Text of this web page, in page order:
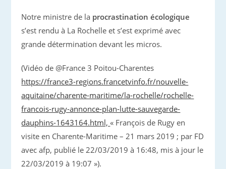
Notre ministre de la procrastination écologique
s’est rendu à La Rochelle et s’est exprimé avec
grande détermination devant les micros.
(Vidéo de @France 3 Poitou-Charentes
https://france3-regions.francetvinfo.fr/nouvelle-
aquitaine/charente-maritime/la-rochelle/rochelle-
francois-rugy-annonce-plan-lutte-sauvegarde-
dauphins-1643164.html,« François de Rugy en
visite en Charente-Maritime – 21 mars 2019 ; par FD
avec afp, publié le 22/03/2019 à 16:48, mis à jour le
22/03/2019 à 19:07 »).